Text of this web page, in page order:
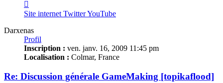
Darxenas
Site internet TwitterYouTube
Darxenas
Profil
Inscription : ven. janv. 16, 2009 11:45 pm
Localisation : Colmar, France
Re: Discussion générale GameMaking [topikaflood]